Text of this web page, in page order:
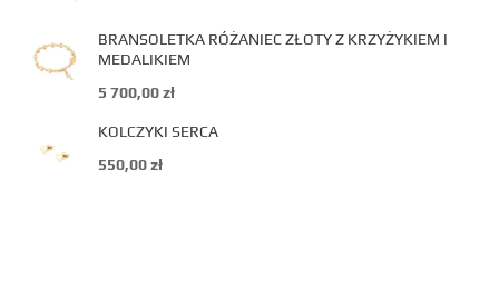
BRANSOLETKA RÓŻANIEC ZŁOTY Z KRZYŻYKIEM I
MEDALIKIEM
5 700,00zł
KOLCZYKI SERCA
550,00zł